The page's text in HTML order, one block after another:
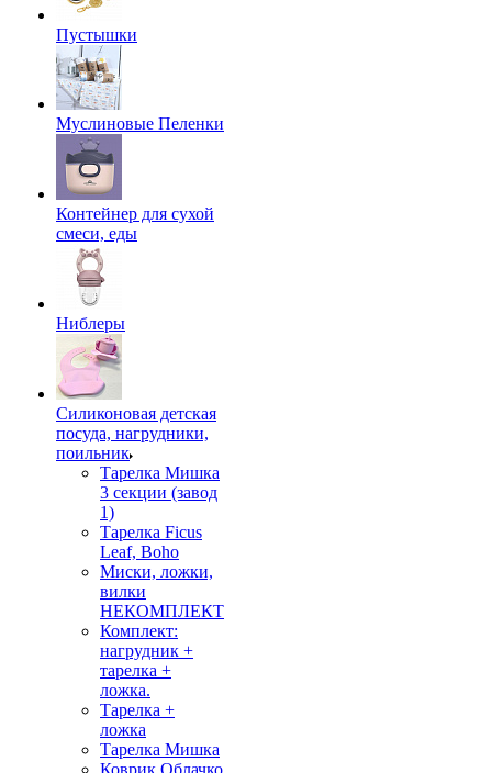
Пустышки
Муслиновые Пеленки
Контейнер для сухой
смеси, еды
Ниблеры
Силиконовая детская
посуда, нагрудники,
поильник
Тарелка Мишка
3 секции (завод
1)
Тарелка Ficus
Leaf, Boho
Миски, ложки,
вилки
НЕКОМПЛЕКТ
Комплект:
нагрудник +
тарелка +
ложка.
Тарелка +
ложка
Тарелка Мишка
Коврик Облачко